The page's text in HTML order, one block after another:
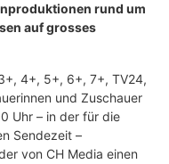
rund um
auf grosses
4+, 5+, 6+, 7+, TV24,
und Zuschauer
Uhr – in der für die
Sendezeit –
von CH Media einen